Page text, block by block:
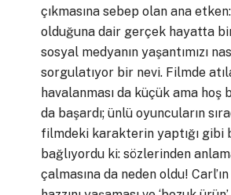
çıkmasına sebep olan ana etken:
olduğuna dair gerçek hayatta
sosyal medyanın yaşantımızı
sorgulatıyor bir nevi. Filmde
havalanması da küçük ama
da başardı; ünlü oyuncuların
filmdeki karakterin yaptığı gibi
bağlıyordu ki: sözlerinden
çalmasına da neden oldu!